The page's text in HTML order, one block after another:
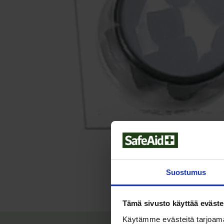
Suostumus
Tämä sivusto käyttää
Käytämme evästeitä